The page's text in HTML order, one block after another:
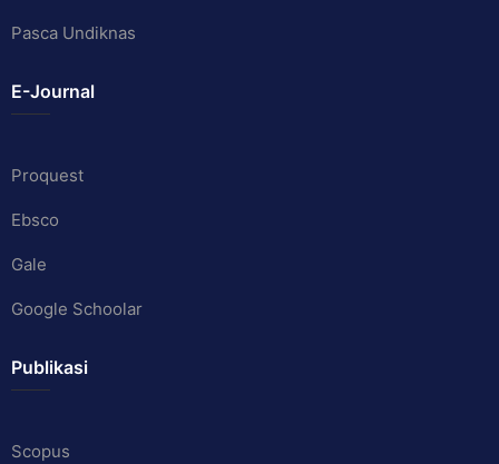
Pasca Undiknas
E-Journal
Proquest
Ebsco
Gale
Google Schoolar
Publikasi
Scopus